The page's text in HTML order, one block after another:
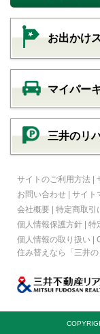
お出かけ
マイパー
三井のリ
サイトのご利用方法 |
お問い合わせ | サイト
会社概要 | 特定商取引
個人情報保護方針 | 特
個人情報の取り扱い |
住み替えなら
「三井